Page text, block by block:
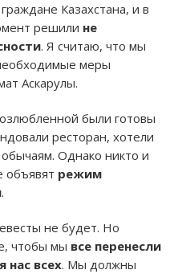
Казахстана, и в
решили не
. Я считаю, что мы
меры
Аскарулы.
были готовы
ресторан, хотели
Однако никто и
объявят режим
.
не будет. Но
чтобы мы все перенесли
нас всех. Мы должны